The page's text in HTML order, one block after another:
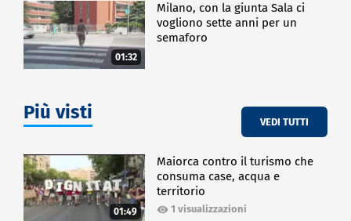
01:32
Milano, con la giunta Sala ci
vogliono sette anni per un
semaforo
Più visti VEDI TUTTI
01:49
Maiorca contro il turismo che
consuma case, acqua e
territorio
1 visualizzazioni